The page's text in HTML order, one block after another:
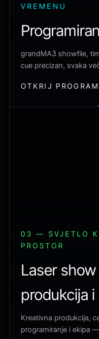
VREMENU
grandMA3 showfile,
cue precizan, svaka
OTKRIJ
03 — SVJETLO
PROSTOR
Laser
produkcija i
Kreativna produkcija,
programiranje i ekipa